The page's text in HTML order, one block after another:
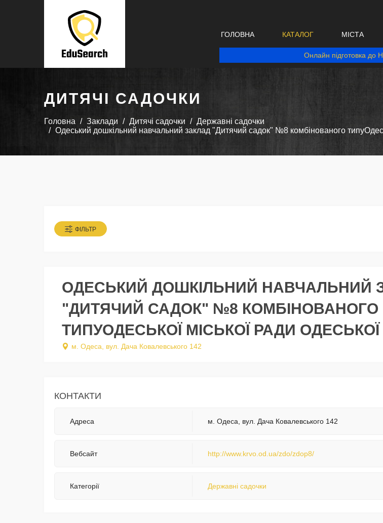
ГОЛОВНА КАТАЛОГ МІСТА
Онлайн підготовка до
ДИТЯЧІ САДОЧКИ
Головна Заклади Дитячі садочки
Державні садочки
Одеський дошкільний навчальний заклад "Дитячий садок" №8 комбінованого
ФІЛЬТР
ОДЕСЬКИЙ ДОШКІЛЬНИЙ НАВЧАЛЬНИЙ
"ДИТЯЧИЙ САДОК" №8 КОМБІНОВАНОГО
ТИПУОДЕСЬКОЇ МІСЬКОЇ РАДИ ОДЕСЬКОЇ
м. Одеса, вул. Дача Ковалевського 142
КОНТАКТИ
Адреса м. Одеса, вул. Дача Ковалевського 142
Вебсайт http://www.krvo.od.ua/zdo/zdop8/
Категорії Державні садочки